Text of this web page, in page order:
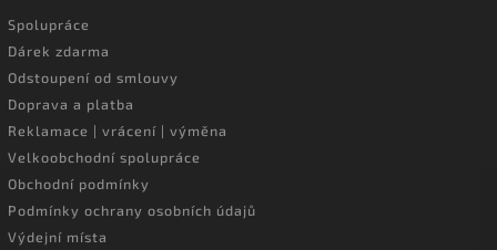
Spolupráce
Dárek zdarma
Odstoupení od smlouvy
Doprava a platba
Reklamace | vrácení | výměna
Velkoobchodní spolupráce
Obchodní podmínky
Podmínky ochrany osobních údajů
Výdejní místa